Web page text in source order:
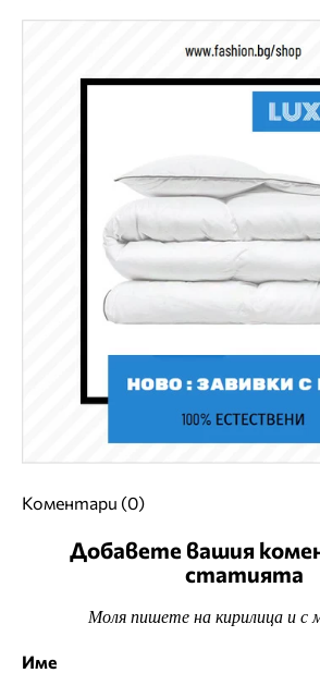
Коментари (0)
Добавете вашия
статията
Моля пишете на кирилица и с
Име